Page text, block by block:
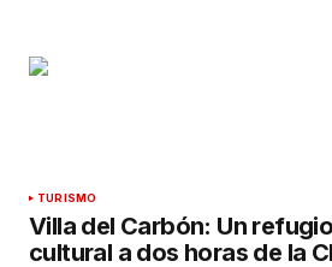
TURISMO
Villa del Carbón: Un
cultural a dos horas de la